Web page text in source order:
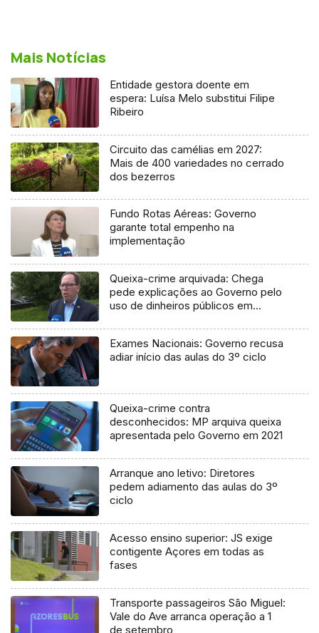
Mais Notícias
Entidade gestora doente em
espera: Luísa Melo substitui Filipe
Ribeiro
Circuito das camélias em 2027:
Mais de 400 variedades no cerrado
dos bezerros
Fundo Rotas Aéreas: Governo
garante total empenho na
implementação
Queixa-crime arquivada: Chega
pede explicações ao Governo pelo
uso de dinheiros públicos em
Exames Nacionais: Governo recusa
adiar início das aulas do 3º ciclo
Queixa-crime contra
desconhecidos: MP arquiva queixa
apresentada pelo Governo em 2021
Arranque ano letivo: Diretores
pedem adiamento das aulas do 3º
ciclo
Acesso ensino superior: JS exige
contigente Açores em todas as
fases
Transporte passageiros São Miguel:
Vale do Ave arranca operação a 1
de setembro